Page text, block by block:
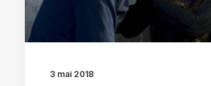
3 mai 2018